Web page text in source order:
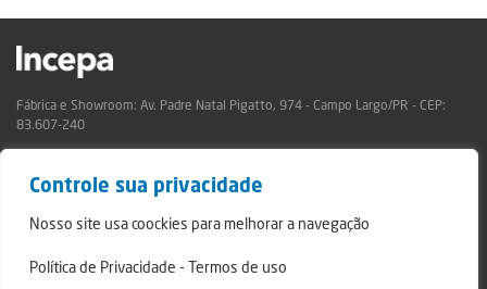
Controle sua privacidade
Nosso site usa coockies para melhorar a navegação
Política de Privacidade - Termos de uso
Fábrica e Showroom: Av. Padre Natal Pigatto, 974 - Campo Largo/PR - CEP:
83.607-240
Relatório de Transparência São Mateus do Sul
© 2024 - Incepa Revestimentos Cerâmicos, todos os direitos reservados.